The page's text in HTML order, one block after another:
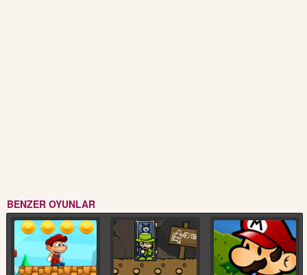
BENZER OYUNLAR